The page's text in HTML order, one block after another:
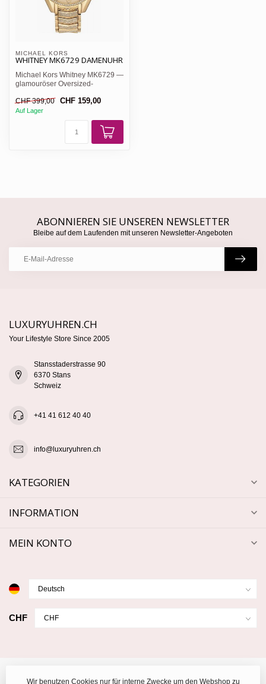
MICHAEL KORS
WHITNEY MK6729 DAMENUHR
Michael Kors Whitney MK6729 —
glamouröser Oversized-
CHF 399,00
CHF 159,00
Auf Lager
ABONNIEREN SIE UNSEREN NEWSLETTER
Bleibe auf dem Laufenden mit unseren Newsletter-Angeboten
LUXURYUHREN.CH
Your Lifestyle Store Since 2005
Stansstaderstrasse 90
6370 Stans
Schweiz
+41 41 612 40 40
info@luxuryuhren.ch
KATEGORIEN
INFORMATION
MEIN KONTO
CHF
Wir benutzen Cookies nur für interne Zwecke um den Webshop zu